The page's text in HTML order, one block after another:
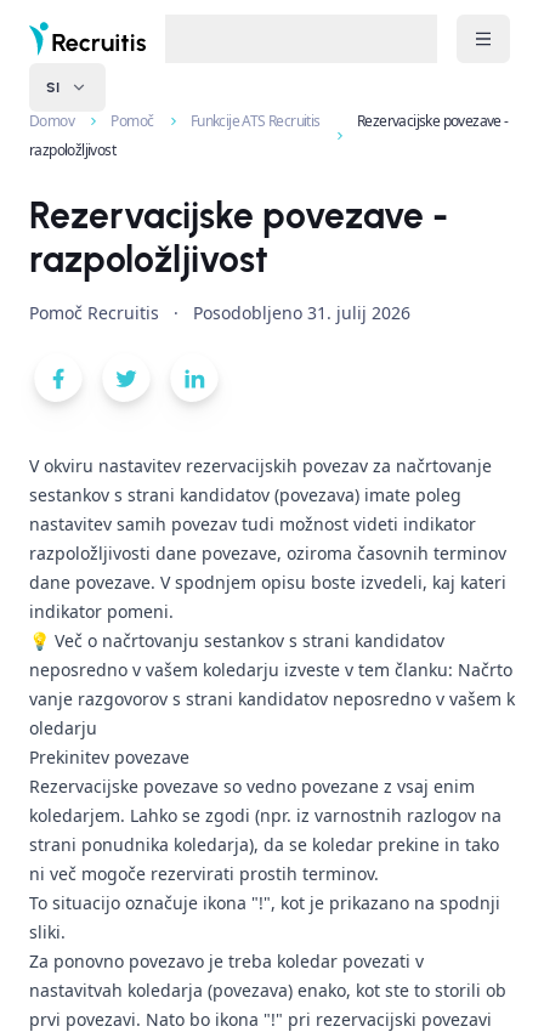
SI
Domov Pomoč Funkcije ATS Recruitis
Rezervacijske povezave -
razpoložljivost
Rezervacijske povezave -
razpoložljivost
Pomoč Recruitis · Posodobljeno 31. julij 2026
V okviru nastavitev rezervacijskih povezav za načrtovanje
sestankov s strani kandidatov (povezava) imate poleg
nastavitev samih povezav tudi možnost videti indikator
razpoložljivosti dane povezave, oziroma časovnih terminov
dane povezave. V spodnjem opisu boste izvedeli, kaj kateri
indikator pomeni.
💡 Več o načrtovanju sestankov s strani kandidatov
neposredno v vašem koledarju izveste v tem članku: Načrto
vanje razgovorov s strani kandidatov neposredno v vašem k
oledarju
Prekinitev povezave
Rezervacijske povezave so vedno povezane z vsaj enim
koledarjem. Lahko se zgodi (npr. iz varnostnih razlogov na
strani ponudnika koledarja), da se koledar prekine in tako
ni več mogoče rezervirati prostih terminov.
To situacijo označuje ikona "!", kot je prikazano na spodnji
sliki.
Za ponovno povezavo je treba koledar povezati v
nastavitvah koledarja (povezava) enako, kot ste to storili ob
prvi povezavi. Nato bo ikona "!" pri rezervacijski povezavi